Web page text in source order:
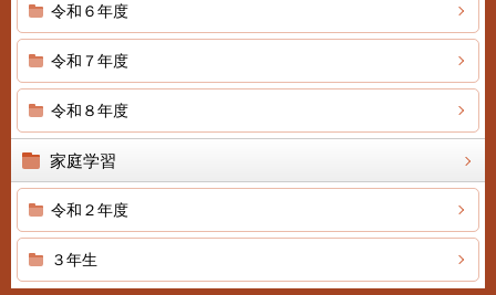
令和６年度
令和７年度
令和８年度
家庭学習
令和２年度
３年生